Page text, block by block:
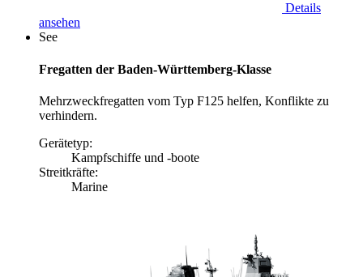
Details
ansehen
See
Fregatten der Baden-Württemberg-Klasse
Mehrzweckfregatten vom Typ F125 helfen, Konflikte zu
verhindern.
Gerätetyp:
Kampfschiffe und -boote
Streitkräfte:
Marine